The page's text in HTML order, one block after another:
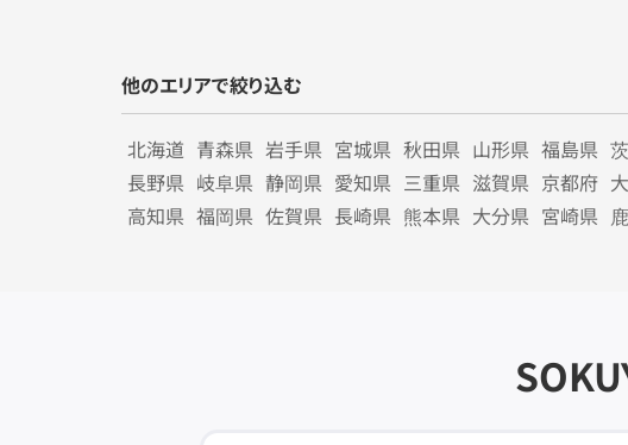
他のエリアで絞り込む
北海道 青森県 岩手県 宮城県 秋田県 山形県 福島県
長野県 岐阜県 静岡県 愛知県 三重県 滋賀県 京都府
高知県 福岡県 佐賀県 長崎県 熊本県 大分県 宮崎県